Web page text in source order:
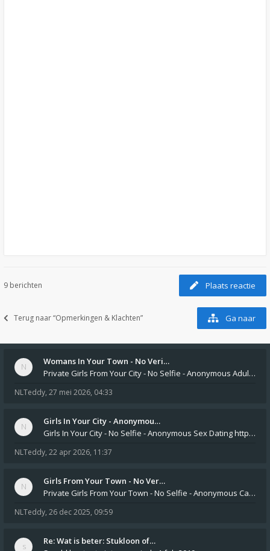
9 berichten Plaats reactie
Terug naar “Opmerkingen & Klachten” Ga naar
Womans In Your Town - No Veri…
Private Girls From Your City - No Selfie - Anonymous Adult Dating https://privatedates.live Private Girls In Your
NLTeddy, 27 mei 2026, 04:33
Girls In Your City - Anonymou…
Girls In Your City - No Selfie - Anonymous Sex Dating https://SecretPrivat.com Womens In Your Town - Anonymous S
NLTeddy, 22 apr 2026, 11:37
Girls From Your Town - No Ver…
Private Girls From Your Town - No Selfie - Anonymous Casual Dating https://PrivateLadyEscorts.com Private Lady In
NLTeddy, 26 dec 2025, 09:59
Re: Wat is beter: Stukloon of…